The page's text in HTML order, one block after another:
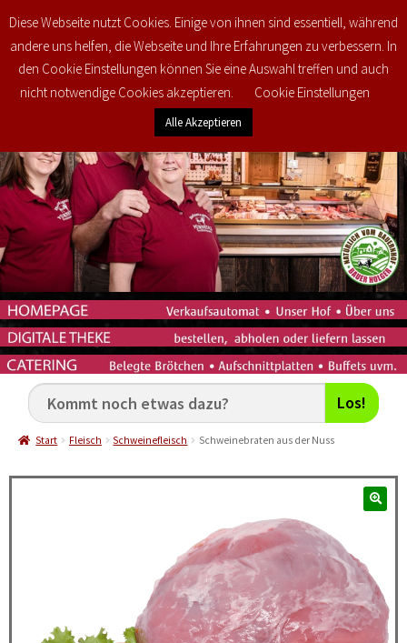
€0,00 0
Los!
Start Fleisch Schweinefleisch Schweinebraten aus der Nuss
Diese Webseite nutzt Cookies. Einige von ihnen sind essentiell, während
andere uns helfen, die Webseite und Ihre Erfahrungen zu verbessern. In
den Cookie Einstellungen können Sie eine Auswahl treffen und auch
nicht notwendige Cookies akzeptieren.
Cookie Einstellungen
Alle Akzeptieren